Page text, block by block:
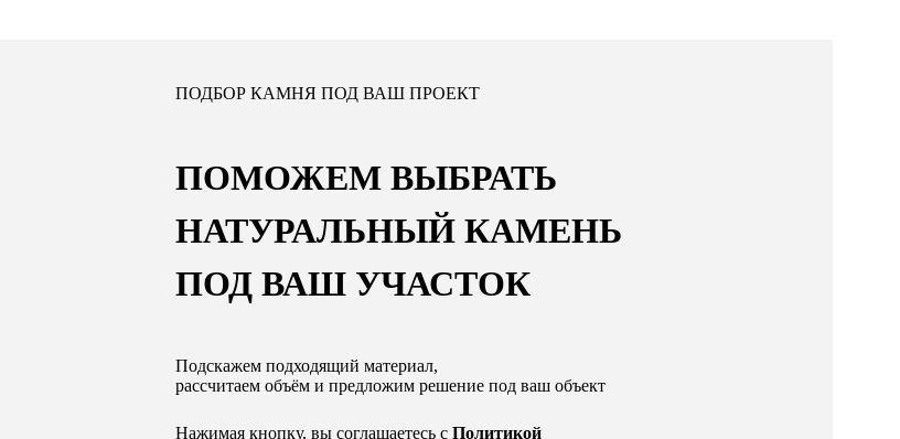
ПОДБОР КАМНЯ ПОД ВАШ ПРОЕКТ
ПОМОЖЕМ ВЫБРАТЬ
НАТУРАЛЬНЫЙ КАМЕНЬ
ПОД ВАШ УЧАСТОК
Подскажем подходящий материал,
рассчитаем объём и предложим решение под ваш объект
Нажимая кнопку, вы соглашаетесь с Политикой